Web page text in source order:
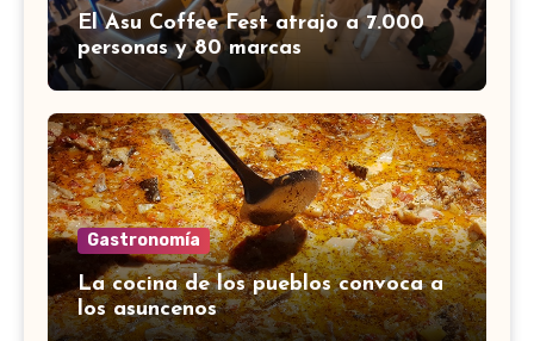
El Asu Coffee Fest atrajo a 7.000
personas y 80 marcas
Gastronomía
La cocina de los pueblos convoca a
los asuncenos